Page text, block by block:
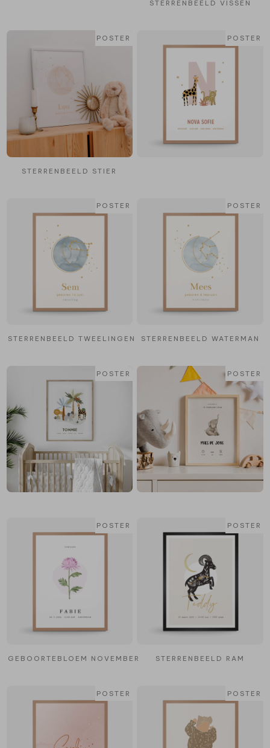
STERRENBEELD VISSEN
POSTER
STERRENBEELD STIER
POSTER
POSTER
STERRENBEELD TWEELINGEN
POSTER
STERRENBEELD WATERMAN
POSTER POSTER
POSTER
GEBOORTEBLOEM NOVEMBER
POSTER
STERRENBEELD RAM
POSTER POSTER